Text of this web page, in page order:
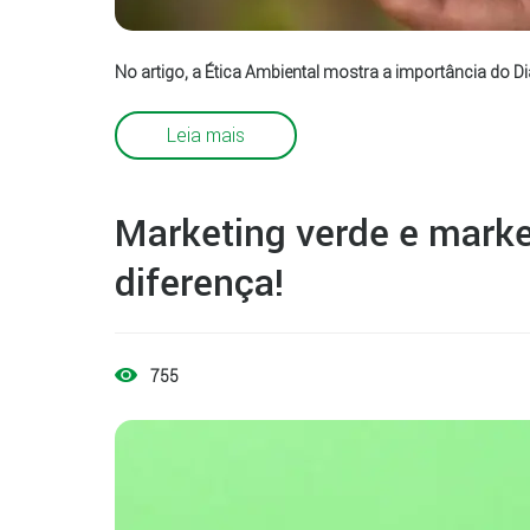
No artigo, a Ética Ambiental mostra a importância do
Leia mais
Marketing verde e
diferença!
755